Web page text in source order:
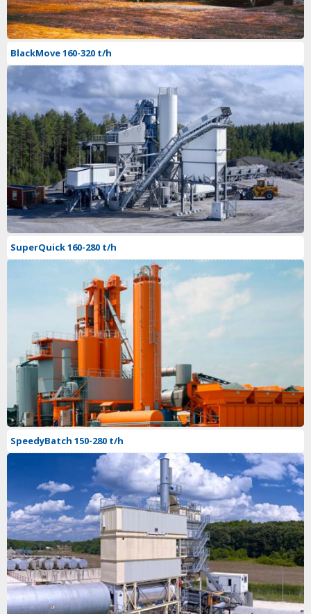
BlackMove 160-320 t/h
SuperQuick 160-280 t/h
SpeedyBatch 150-280 t/h